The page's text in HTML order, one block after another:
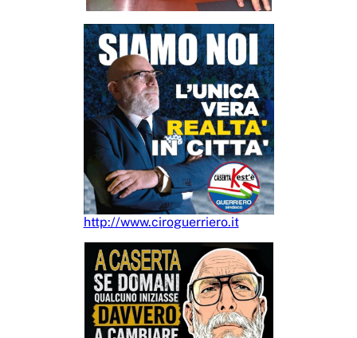
http://www.ciroguerriero.it